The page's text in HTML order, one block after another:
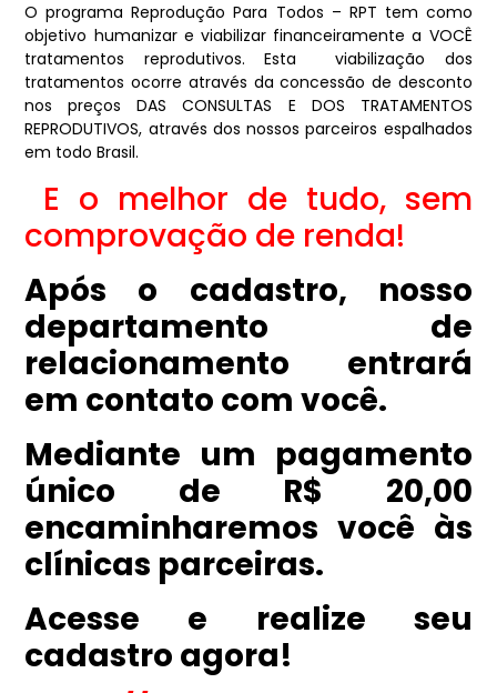
O programa Reprodução Para Todos – RPT tem como
objetivo humanizar e viabilizar financeiramente a VOCÊ
tratamentos reprodutivos. Esta viabilização dos
tratamentos ocorre através da concessão de desconto
nos preços DAS CONSULTAS E DOS TRATAMENTOS
REPRODUTIVOS, através dos nossos parceiros espalhados
em todo Brasil.
E o melhor de tudo, sem
comprovação de renda!
Após o cadastro, nosso
departamento de
relacionamento entrará
em contato com você.
Mediante um pagamento
único de R$ 20,00
encaminharemos você às
clínicas parceiras.
Acesse e realize seu
cadastro agora!